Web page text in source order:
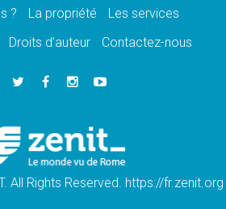
et au Pérou
générale: la prière est un acte
invite les Chevaliers de Colomb à
attaques d'église, meurtre et
de religieux suscitent l'émotion
? La propriété
Les services
Droits d’auteur Contactez-nous
All Rights Reserved. https://fr.zenit.org